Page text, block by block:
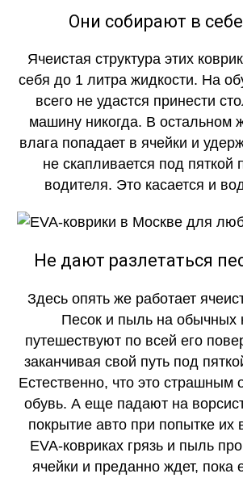
ОГОНЬ
ОГОНЬ
Они собирают в
Ячеистая структура этих
себя до 1 литра жидкости. На
всего не удастся принести
машину никогда. В остальном
влага попадает в ячейки и
не скапливается под пяткой
водителя. Это касается и
Не дают разлетаться
Здесь опять же работает
Песок и пыль на обычных
путешествуют по всей его
заканчивая свой путь под
Естественно, что это страшным
обувь. А еще падают на
покрытие авто при попытке их
EVA-ковриках грязь и пыль
ячейки и преданно ждет, пока